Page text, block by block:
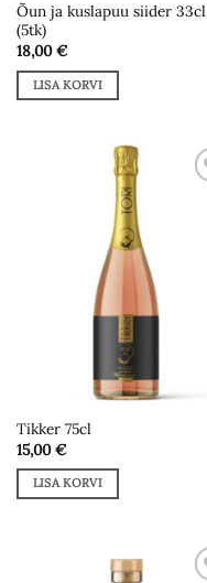
Õun ja kuslapuu siider 33cl
(5tk)
18,00€
LISA KORVI
Tikker 75cl
15,00€
LISA KORVI